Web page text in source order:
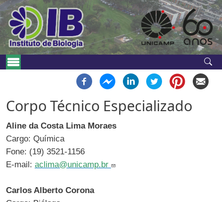
Pular para o conteúdo principal
Navegação principal
Corpo Técnico Especializado
Aline da Costa Lima Moraes
Cargo: Química
Fone: (19) 3521-1156
E-mail: aclima@unicamp.br
Carlos Alberto Corona